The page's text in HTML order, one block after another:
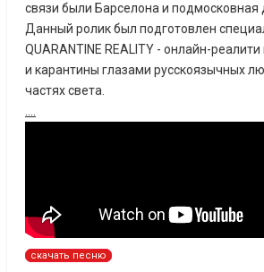
связи были Барселона и подмосковная
Данный ролик был подготовлен
QUARANTINE REALITY - онлайн-
и карантины глазами русскоязычных
частях света.
скачать песню